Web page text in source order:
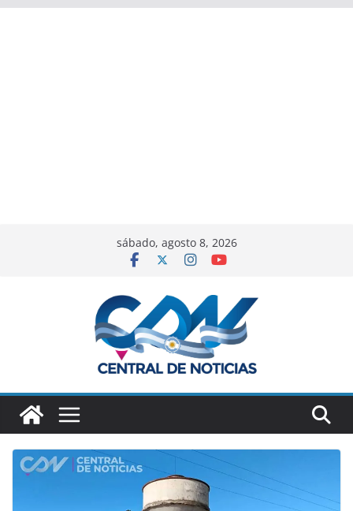
sábado, agosto 8, 2026